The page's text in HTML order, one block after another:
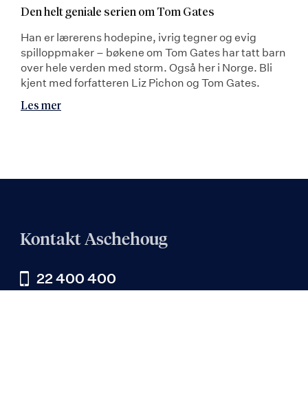
Den helt geniale serien om Tom Gates
Han er lærerens hodepine, ivrig tegner og evig
spilloppmaker – bøkene om Tom Gates har tatt barn
over hele verden med storm. Også her i Norge. Bli
kjent med forfatteren Liz Pichon og Tom Gates.
Les mer
Kontakt Aschehoug
22 400 400